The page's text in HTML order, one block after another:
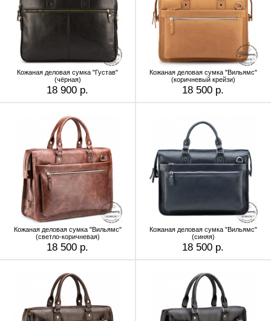
Кожаная деловая сумка "Густав"
(чёрная)
18 900 р.
Кожаная деловая сумка "Вильямс"
(коричневый крейзи)
18 500 р.
Кожаная деловая сумка "Вильямс"
(светло-коричневая)
18 500 р.
Кожаная деловая сумка "Вильямс"
(синяя)
18 500 р.